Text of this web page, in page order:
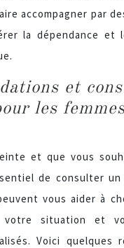
accompagner par
la dépendance et
et
les
et que vous
de consulter un
vous aider à
votre situation et
Voici quelques